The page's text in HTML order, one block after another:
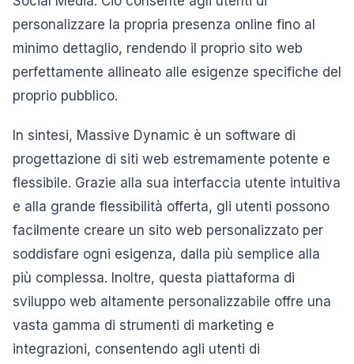
personalizzare la propria presenza online fino al
minimo dettaglio, rendendo il proprio sito web
perfettamente allineato alle esigenze specifiche del
proprio pubblico.
In sintesi, Massive Dynamic è un software di
progettazione di siti web estremamente potente e
flessibile. Grazie alla sua interfaccia utente intuitiva
e alla grande flessibilità offerta, gli utenti possono
facilmente creare un sito web personalizzato per
soddisfare ogni esigenza, dalla più semplice alla
più complessa. Inoltre, questa piattaforma di
sviluppo web altamente personalizzabile offre una
vasta gamma di strumenti di marketing e
integrazioni, consentendo agli utenti di